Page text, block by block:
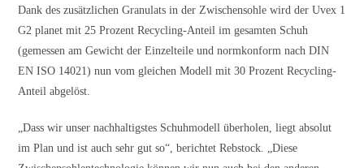
Dank des zusätzlichen Granulats in der Zwischensohle wird der Uvex 1
G2 planet mit 25 Prozent Recycling-Anteil im gesamten Schuh
(gemessen am Gewicht der Einzelteile und normkonform nach DIN
EN ISO 14021) nun vom gleichen Modell mit 30 Prozent Recycling-
Anteil abgelöst.
„Dass wir unser nachhaltigstes Schuhmodell überholen, liegt absolut
im Plan und ist auch sehr gut so“, berichtet Rebstock. „Diese